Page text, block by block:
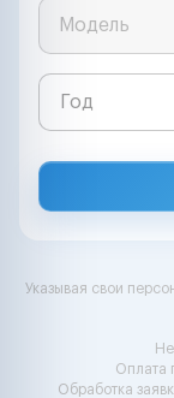
Модель
Указывая свои
Оплата
Обработка